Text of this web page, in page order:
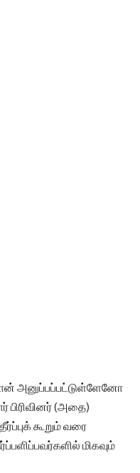
அனுப்பப்பட்டுள்ளேனோ
பிரிவினர் (அதை)
கூறும் வரை
மிகவும்